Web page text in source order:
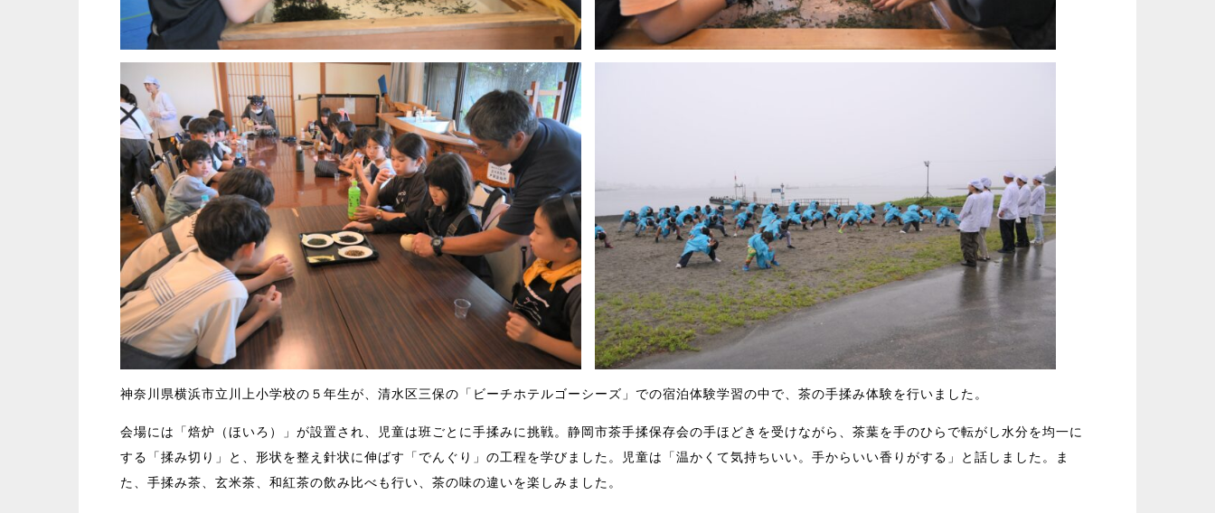
神奈川県横浜市立川上小学校の５年生が、清水区三保の「ビーチホテルゴーシーズ」での宿泊体験学習の中で、茶の手揉み体験を行いました。
会場には「焙炉（ほいろ）」が設置され、児童は班ごとに手揉みに挑戦。静岡市茶手揉保存会の手ほどきを受けながら、茶葉を手のひらで転がし水分を均一に
する「揉み切り」と、形状を整え針状に伸ばす「でんぐり」の工程を学びました。児童は「温かくて気持ちいい。手からいい香りがする」と話しました。ま
た、手揉み茶、玄米茶、和紅茶の飲み比べも行い、茶の味の違いを楽しみました。